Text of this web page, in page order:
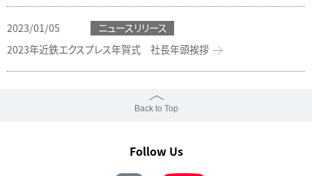
2023/01/05
ニュースリリース
2023年近鉄エクスプレス年賀式 社長年頭挨拶
Back to Top
Follow Us